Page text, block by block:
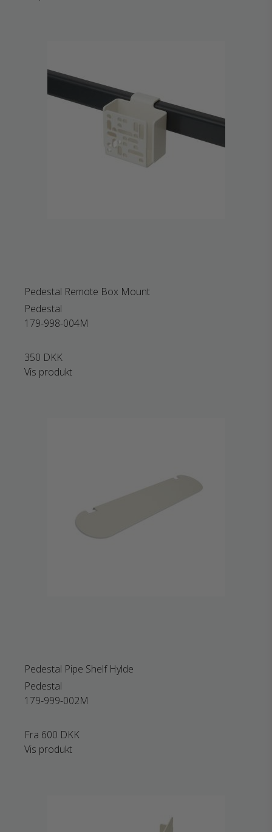
Pedestal Remote Box Mount
Pedestal
179-998-004M
350 DKK
Vis produkt
Pedestal Pipe Shelf Hylde
Pedestal
179-999-002M
Fra 600 DKK
Vis produkt